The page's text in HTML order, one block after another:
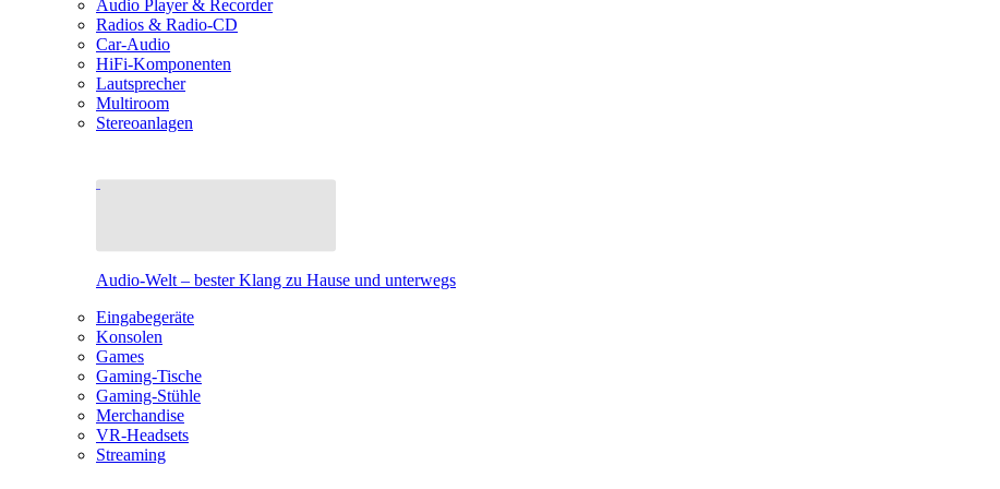
Audio Player & Recorder
Radios & Radio-CD
Car-Audio
HiFi-Komponenten
Lautsprecher
Multiroom
Stereoanlagen
Audio-Welt – bester Klang zu Hause und unterwegs
Eingabegeräte
Konsolen
Games
Gaming-Tische
Gaming-Stühle
Merchandise
VR-Headsets
Streaming